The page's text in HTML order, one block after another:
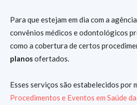
Para que estejam em dia com a
convênios médicos e odontológicos
como a cobertura de certos
planosofertados.
Esses serviços são estabelecidos por
Procedimentos e Eventos em Saúde